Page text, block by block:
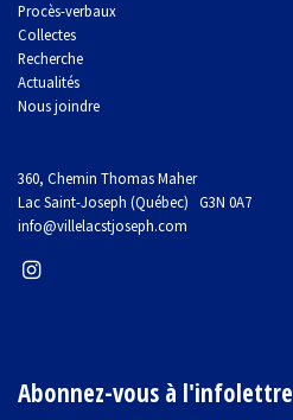
Procès-verbaux
Collectes
Recherche
Actualités
Nous joindre
360, Chemin Thomas Maher
Lac Saint-Joseph (Québec) G3N 0A7
info@villelacstjoseph.com
Abonnez-vous à l'infolettre